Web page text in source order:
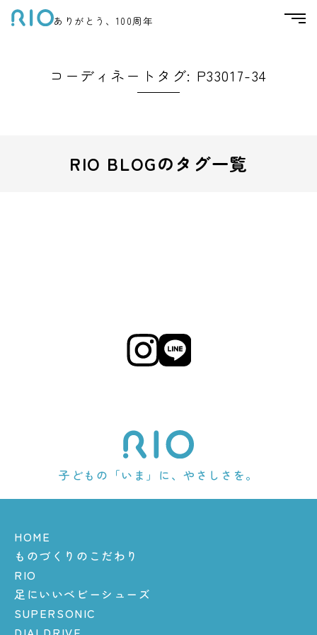
ありがとう、100周年
コーディネートタグ: P33017-34
RIO BLOGのタグ一覧
子どもの「いま」に、やさしさを。
HOME
ものづくりのこだわり
RIO
足にいいベビーシューズ
SUPERSONIC